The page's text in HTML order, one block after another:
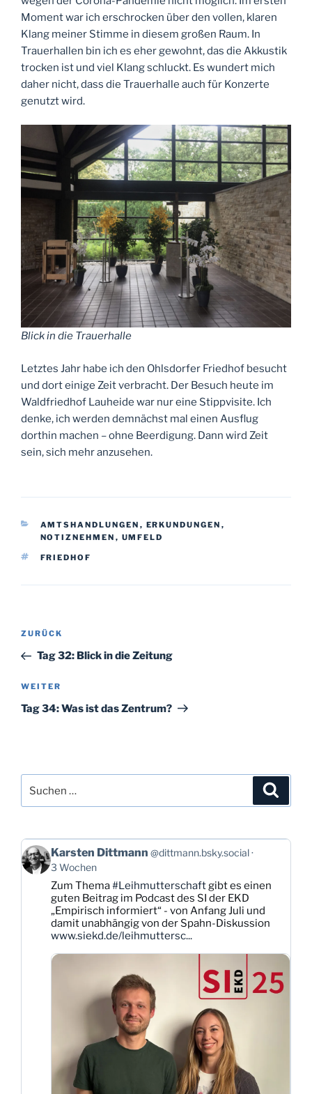
Moment war ich erschrocken über den vollen, klaren
Klang meiner Stimme in diesem großen Raum. In
Trauerhallen bin ich es eher gewohnt, das die Akkustik
trocken ist und viel Klang schluckt. Es wundert mich
daher nicht, dass die Trauerhalle auch für Konzerte
genutzt wird.
Blick in die Trauerhalle
Letztes Jahr habe ich den Ohlsdorfer Friedhof besucht
und dort einige Zeit verbracht. Der Besuch heute im
Waldfriedhof Lauheide war nur eine Stippvisite. Ich
denke, ich werden demnächst mal einen Ausflug
dorthin machen – ohne Beerdigung. Dann wird Zeit
sein, sich mehr anzusehen.
KATEGORIEN
AMTSHANDLUNGEN , ERKUNDUNGEN ,
NOTIZNEHMEN , UMFELD
SCHLAGWÖRTER
FRIEDHOF
Beitragsnavigation
Vorheriger
Beitrag
ZURÜCK
Tag 32: Blick in die Zeitung
Nächster
Beitrag
WEITER
Tag 34: Was ist das Zentrum?
nach:
Beitrag
von
Karsten
Dittmann
Bluesky
ansehen
Karsten Dittmann @dittmann.bsky.social
3 Wochen
Zum Thema#Leihmutterschaftgibt es einen
guten Beitrag im Podcast des SI der EKD
„Empirisch informiert“ - von Anfang Juli und
damit unabhängig von der Spahn-Diskussion
www.siekd.de/leihmuttersc...